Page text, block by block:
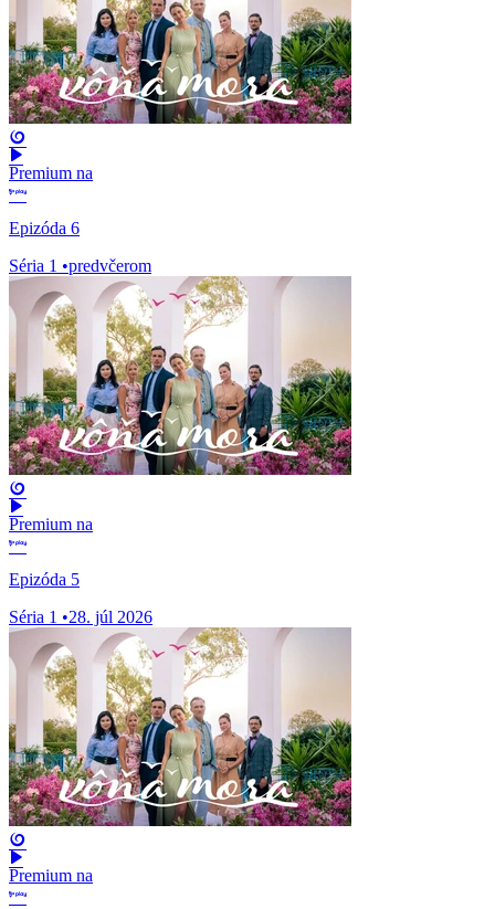
Premium na
Epizóda 6
Séria 1 •predvčerom
Premium na
Epizóda 5
Séria 1 •28. júl 2026
Premium na